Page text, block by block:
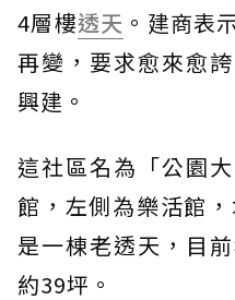
4層樓透天 。建商表
再變，要求愈來愈
興建。
這社區名為「公園
館，左側為樂活館
是一棟老透天，目
約39坪。